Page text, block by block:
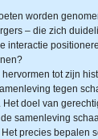
worden
– die zich
interactie
tot zijn
tegen
doel van
samenleving
precies bepalen